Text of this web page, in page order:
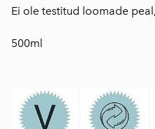
Ei ole testitud loomade
500ml